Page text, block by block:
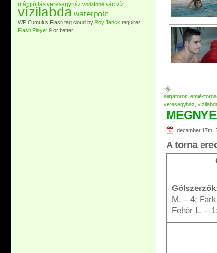
alligátorok emléktorna
veresegyház
december 17th,
A torna
M. – 4;
Fehér L. –
utánpótlás veresegyház vodafone vác víz
vízilabdawaterpolo
WP Cumulus Flash tag cloud by Roy Tanck requires
Flash Player 9 or better.